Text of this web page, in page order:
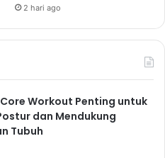
tahan tubuh, menjaga
risiko penyakit
30 menit setiap hari.
berenang,
Olahraga ini
2 hari ago
Workout Penting untuk
dan Mendukung
Tubuh